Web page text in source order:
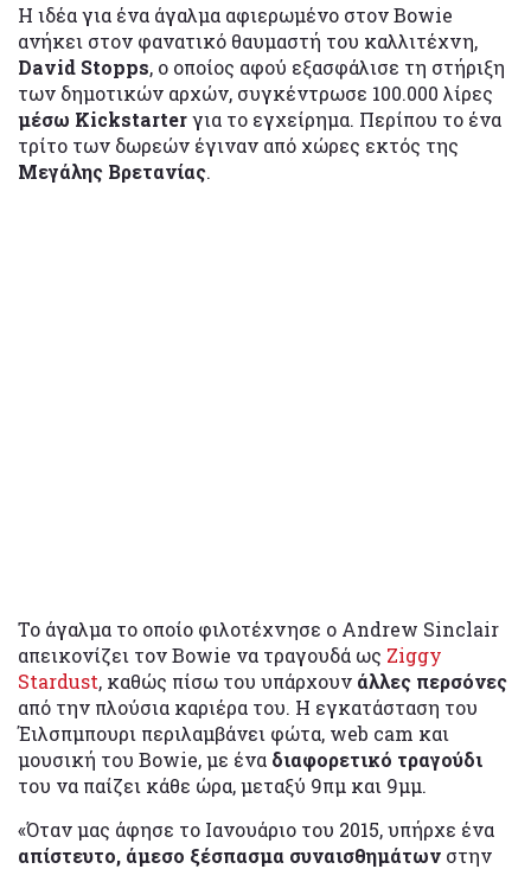
Η ιδέα για ένα άγαλμα αφιερωμένο στον Bowie
ανήκει στον φανατικό θαυμαστή του καλλιτέχνη,
David Stopps, ο οποίος αφού εξασφάλισε τη στήριξη
των δημοτικών αρχών, συγκέντρωσε 100.000 λίρες
μέσω Kickstarterγια το εγχείρημα. Περίπου το ένα
τρίτο των δωρεών έγιναν από χώρες εκτός της
Μεγάλης Βρετανίας.
Το άγαλμα το οποίο φιλοτέχνησε ο Andrew Sinclair
απεικονίζει τον Bowie να τραγουδά ως Ziggy
Stardust, καθώς πίσω του υπάρχουν άλλες περσόνες
από την πλούσια καριέρα του. Η εγκατάσταση του
Έιλσπμπουρι περιλαμβάνει φώτα, web cam και
μουσική του Bowie, με ένα διαφορετικό τραγούδι
του να παίζει κάθε ώρα, μεταξύ 9πμ και 9μμ.
«Όταν μας άφησε το Ιανουάριο του 2015, υπήρχε ένα
απίστευτο, άμεσο ξέσπασμα συναισθημάτων στην